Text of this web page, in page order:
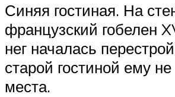
Синяя гостиная. На
французский гобелен
нег началась
старой гостиной ему
места.